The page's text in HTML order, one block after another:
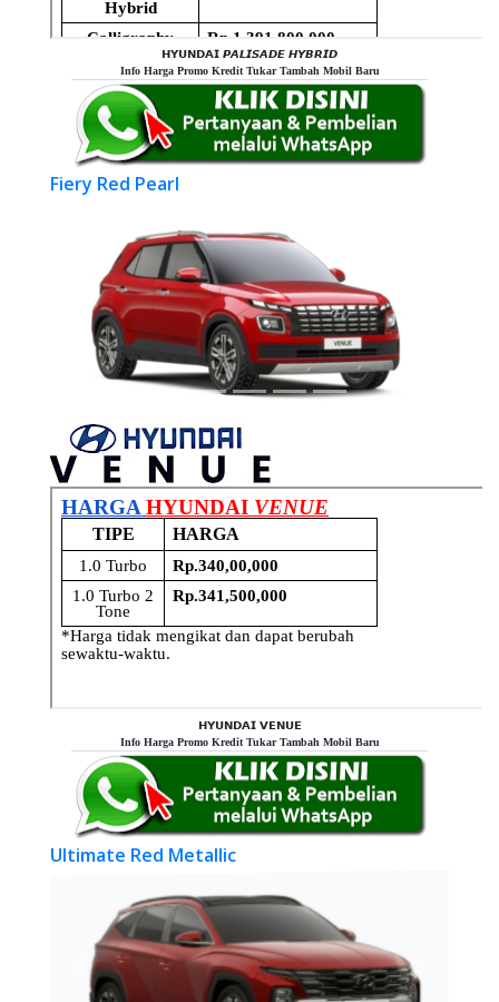
𝗛𝗬𝗨𝗡𝗗𝗔𝗜 𝙋𝘼𝙇𝙄𝙎𝘼𝘿𝙀 𝙃𝙔𝘽𝙍𝙄𝘿
Info Harga Promo Kredit Tukar Tambah Mobil Baru
Fiery Red Pearl
Previous
𝗛𝗬𝗨𝗡𝗗𝗔𝗜 𝗩𝗘𝗡𝗨𝗘
Info Harga Promo Kredit Tukar Tambah Mobil Baru
Ultimate Red Metallic
Previous Next